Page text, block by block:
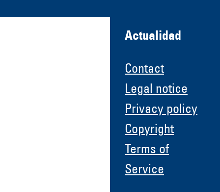
Actualidad
Contact
Legal notice
Privacy policy
Copyright
Terms of
Service